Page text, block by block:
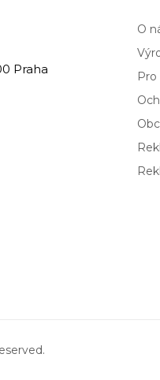
ml
Praha
O